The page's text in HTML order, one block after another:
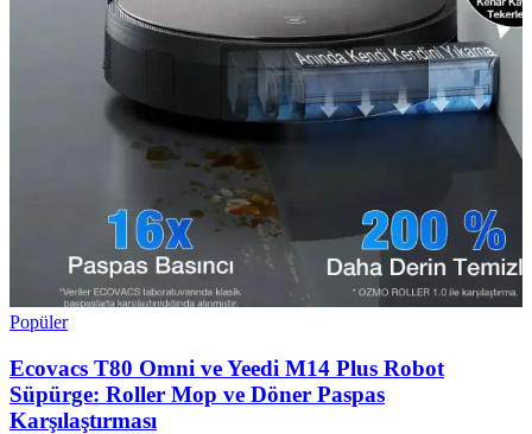
Popüler
Ecovacs T80 Omni ve Yeedi M14 Plus Robot
Süpürge: Roller Mop ve Döner Paspas
Karşılaştırması